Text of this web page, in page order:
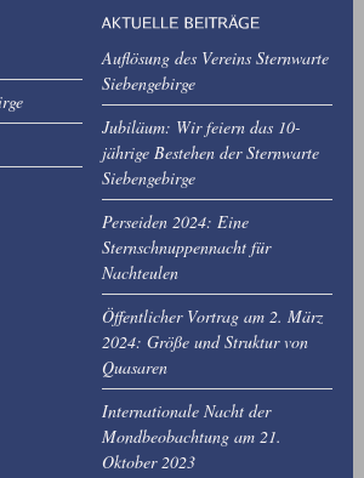
Auflösung des Vereins Sternwarte
Siebengebirge
Jubiläum: Wir feiern das 10-
jährige Bestehen der Sternwarte
Siebengebirge
Perseiden 2024: Eine
Sternschnuppennacht für
Nachteulen
Öffentlicher Vortrag am 2. März
2024: Größe und Struktur von
Quasaren
Internationale Nacht der
Mondbeobachtung am 21.
Oktober 2023